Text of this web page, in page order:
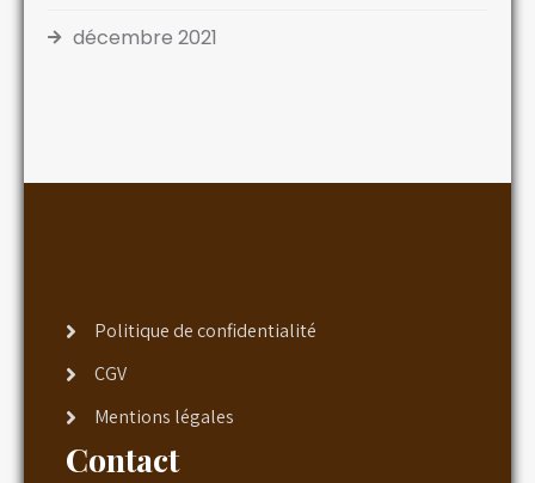
décembre 2021
Politique de confidentialité
CGV
Mentions légales
Contact